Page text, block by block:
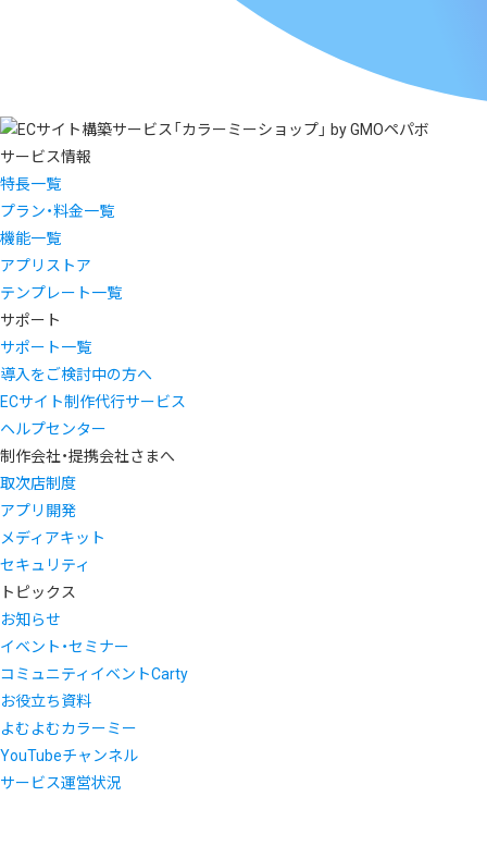
サービス情報
特長一覧
プラン・料金一覧
機能一覧
アプリストア
テンプレート一覧
サポート
サポート一覧
導入をご検討中の方へ
ECサイト制作代行サービス
ヘルプセンター
制作会社・提携会社さまへ
取次店制度
アプリ開発
メディアキット
セキュリティ
トピックス
お知らせ
イベント・セミナー
コミュニティイベントCarty
お役立ち資料
よむよむカラーミー
YouTubeチャンネル
サービス運営状況